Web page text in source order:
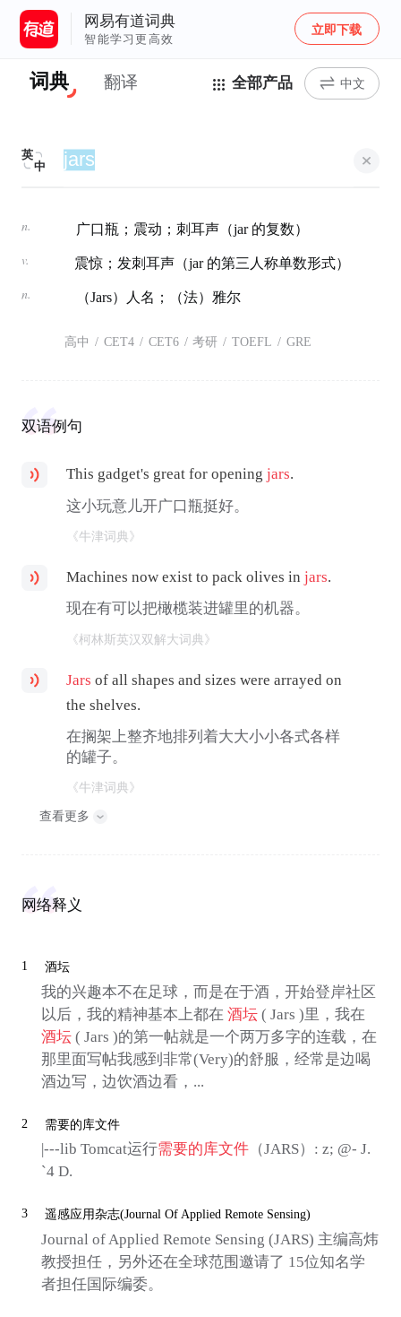
网易有道词典
智能学习更高效
立即下载
词典 翻译 全部产品 中文
英
中
n. 广口瓶；震动；刺耳声（jar 的复数）
v. 震惊；发刺耳声（jar 的第三人称单数形式）
n. （Jars）人名；（法）雅尔
高中 / CET4 / CET6 / 考研 / TOEFL / GRE
双语例句
This gadget's great for openingjars.
这小玩意儿开广口瓶挺好。
《牛津词典》
Machines now exist to pack olives injars.
现在有可以把橄榄装进罐里的机器。
《柯林斯英汉双解大词典》
Jars of all shapes and sizes were arrayed on
the shelves.
在搁架上整齐地排列着大大小小各式各样
的罐子。
《牛津词典》
查看更多
网络释义
1 酒坛
我的兴趣本不在足球，而是在于酒，开始登岸社区
以后，我的精神基本上都在 酒坛( Jars )里，我在
酒坛( Jars )的第一帖就是一个两万多字的连载，在
那里面写帖我感到非常(Very)的舒服，经常是边喝
酒边写，边饮酒边看，...
2 需要的库文件
|---lib Tomcat运行需要的库文件（JARS）: z; @- J.
`4 D.
3 遥感应用杂志(Journal Of Applied Remote Sensing)
Journal of Applied Remote Sensing (JARS) 主编高炜
教授担任，另外还在全球范围邀请了 15位知名学
者担任国际编委。